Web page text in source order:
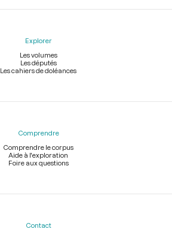
Explorer
Les volumes
Les députés
Les cahiers de doléances
Comprendre
Comprendre le corpus
Aide à l'exploration
Foire aux questions
Contact